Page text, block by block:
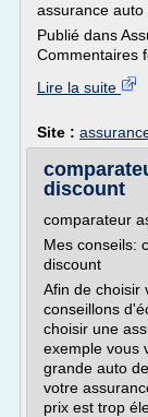
assurance
Publié dans
Commentaires
Lire la suite
Site :
discount
comparateur
Mes conseils:
discount
Afin de choisir
conseillons
choisir une
exemple vous
grande auto
votre
prix est trop